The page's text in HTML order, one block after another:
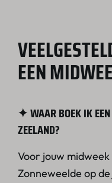
EEN
✦ WAAR BOEK IK
ZEELAND?
Voor jouw
Zonneweelde op